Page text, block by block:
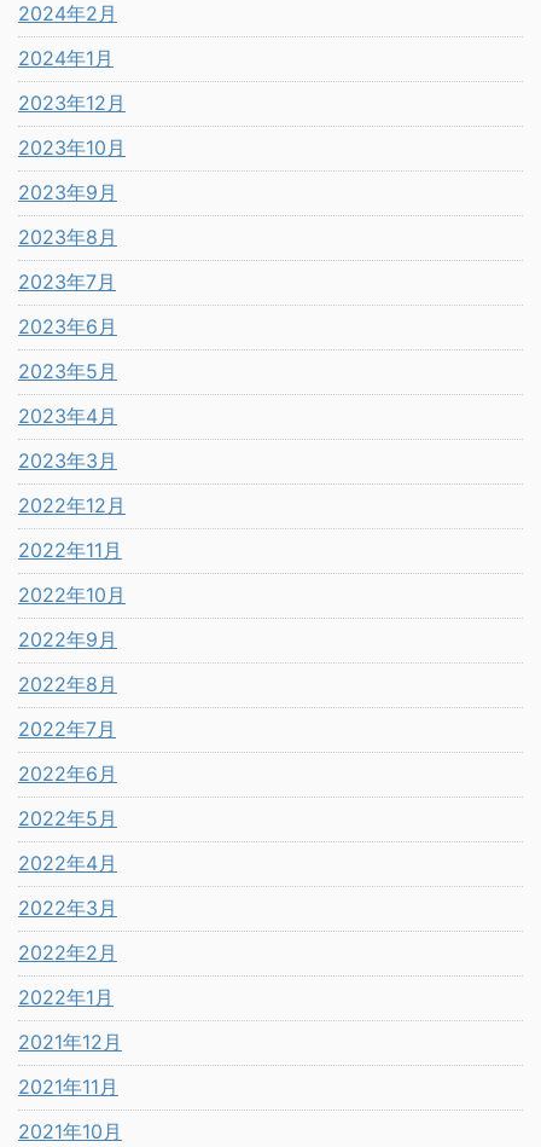
2024年2月
2024年1月
2023年12月
2023年10月
2023年9月
2023年8月
2023年7月
2023年6月
2023年5月
2023年4月
2023年3月
2022年12月
2022年11月
2022年10月
2022年9月
2022年8月
2022年7月
2022年6月
2022年5月
2022年4月
2022年3月
2022年2月
2022年1月
2021年12月
2021年11月
2021年10月